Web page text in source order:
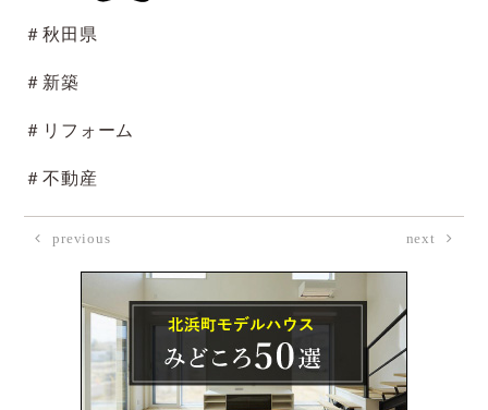
＃秋田県
＃新築
＃リフォーム
＃不動産
previous next